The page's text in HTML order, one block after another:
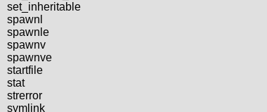
set_inheritable
spawnl
spawnle
spawnv
spawnve
startfile
stat
strerror
symlink